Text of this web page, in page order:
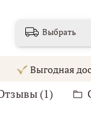
Выбрать
Выгодная
(1)